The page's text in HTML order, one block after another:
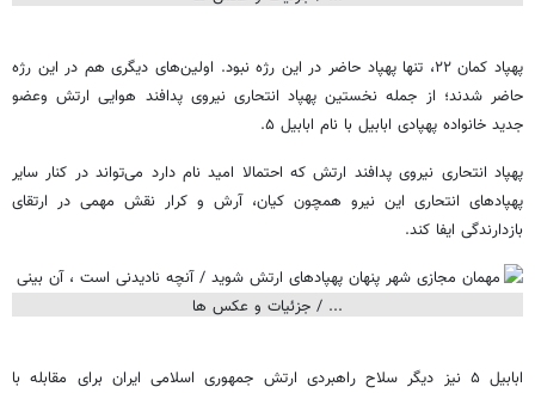
پهپاد کمان ۲۲، تنها پهپاد حاضر در این رژه نبود. اولین‌های دیگری هم در این رژه
حاضر شدند؛ از جمله نخستین پهپاد انتحاری نیروی پدافند هوایی ارتش وعضو
جدید خانواده پهپادی ابابیل با نام ابابیل ۵.
پهپاد انتحاری نیروی پدافند ارتش که احتمالا امید نام دارد می‌تواند در کنار سایر
پهپادهای انتحاری این نیرو همچون کیان، آرش و کرار نقش مهمی در ارتقای
بازدارندگی ایفا کند.
ابابیل ۵ نیز دیگر سلاح راهبردی ارتش جمهوری اسلامی ایران برای مقابله با